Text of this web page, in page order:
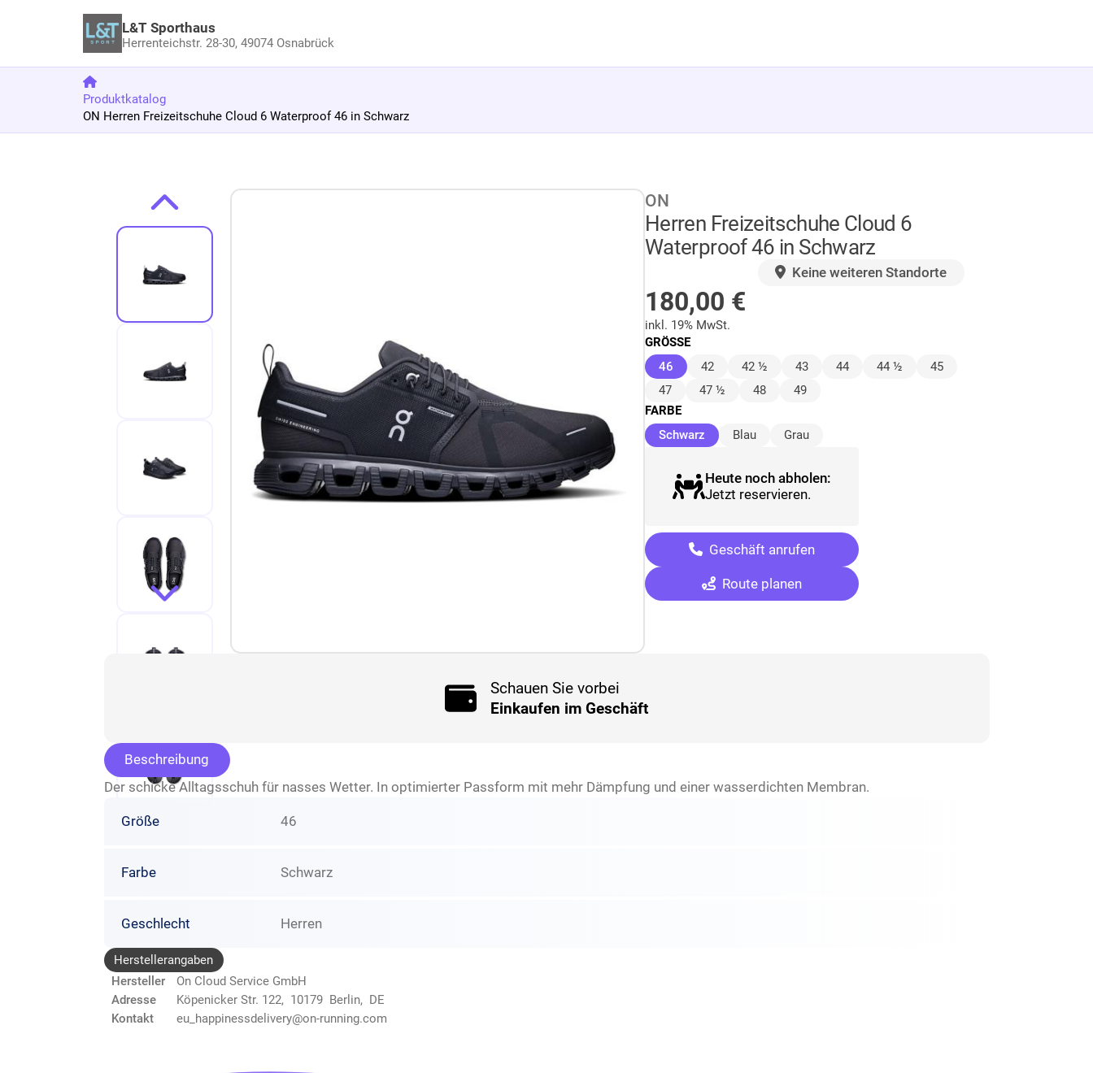
L&T Sporthaus
Herrenteichstr. 28-30,49074 Osnabrück
Produktkatalog
ON Herren Freizeitschuhe Cloud 6 Waterproof 46 in Schwarz
Zur Produktbeschreibung springen ON
Herren Freizeitschuhe Cloud 6
Waterproof 46 in Schwarz
Keine weiteren Standorte
180,00 €
inkl. 19% MwSt.
GRÖSSE
46 (ausgewählt)
42 42 ½ 43 44 44 ½
45
47
47 ½ 48
49
FARBE
Schwarz (ausgewählt)
Blau Grau
Heute noch abholen:
Jetzt reservieren.
Geschäft anrufen
Route planen
Schauen Sie vorbei
Einkaufen im Geschäft
Beschreibung
Der schicke Alltagsschuh für nasses Wetter. In optimierter Passform mit mehr Dämpfung und einer wasserdichten Membran.
Größe 46
Farbe Schwarz
Geschlecht Herren
Herstellerangaben
Hersteller
On Cloud Service GmbH
Adresse
Köpenicker Str. 122, 10179 Berlin, DE
Kontakt
eu_happinessdelivery@on-running.com